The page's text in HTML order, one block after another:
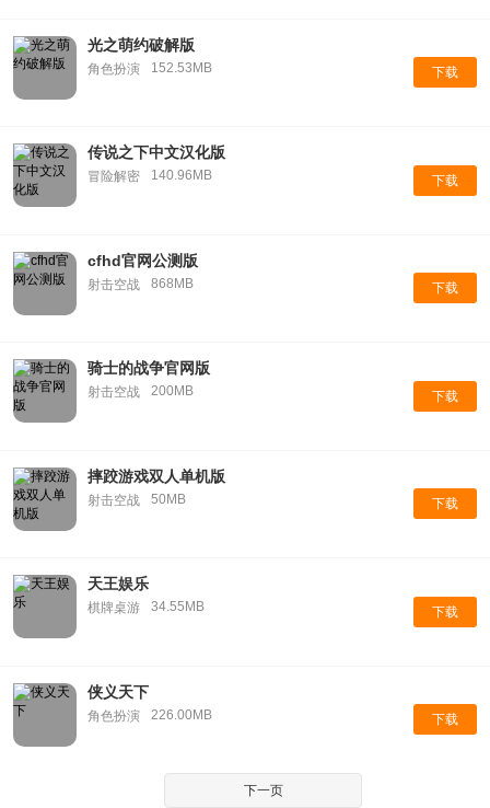
光之萌约破解版
角色扮演 152.53MB 下载
传说之下中文汉化版
冒险解密 140.96MB 下载
cfhd官网公测版
射击空战 868MB 下载
骑士的战争官网版
射击空战 200MB 下载
摔跤游戏双人单机版
射击空战 50MB 下载
天王娱乐
棋牌桌游 34.55MB 下载
侠义天下
角色扮演 226.00MB 下载
下一页